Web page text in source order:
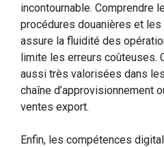
incontournable. Comprendre
procédures douanières et
assure la fluidité des
limite les erreurs coûteuses.
aussi très valorisées dans
chaîne d’approvisionnement
ventes export.
Enfin, les compétences